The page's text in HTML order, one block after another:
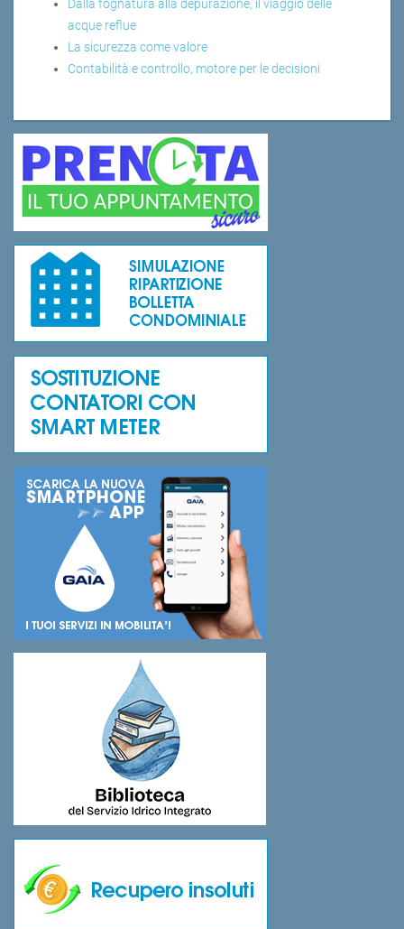
Dalla fognatura alla depurazione, il viaggio delle
acque reflue
La sicurezza come valore
Contabilità e controllo, motore per le decisioni